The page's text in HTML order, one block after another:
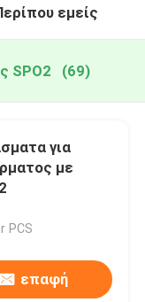
εμείς
SPO2 (69)
για
με
PCS
επαφή